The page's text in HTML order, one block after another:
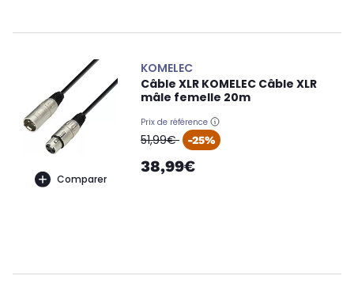
Comparer
KOMELEC
Câble XLR KOMELEC Câble XLR
mâle femelle 20m
Prix de référence
oldPrice
51,99€ -25%
38,99€